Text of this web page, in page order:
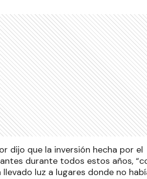
dijo que la inversión hecha por el
durante todos estos años,
luz a lugares donde no